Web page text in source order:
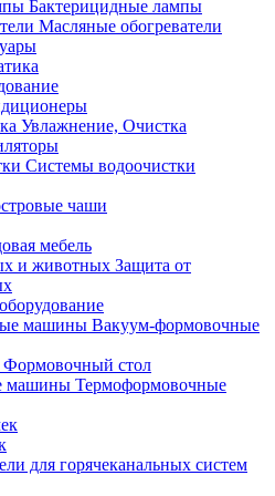
Бактерицидные лампы
Масляные обогреватели
Увлажнение, Очистка
Системы водоочистки
чаши
мебель
Защита от
Вакуум-формовочные
Формовочный стол
Термоформовочные
для горячеканальных систем